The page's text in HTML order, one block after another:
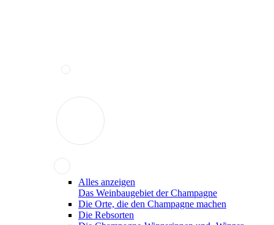
Alles anzeigen
Das Weinbaugebiet der Champagne
Die Orte, die den Champagne machen
Die Rebsorten